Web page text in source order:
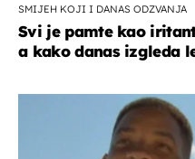
SMIJEH KOJI I DANAS ODZVANJA
Svi je pamte kao
a kako danas izgleda